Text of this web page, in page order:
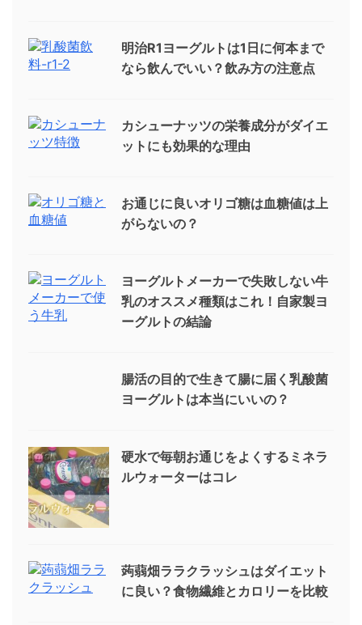
明治R1ヨーグルトは1日に何本まで
なら飲んでいい？飲み方の注意点
カシューナッツの栄養成分がダイエ
ットにも効果的な理由
お通じに良いオリゴ糖は血糖値は上
がらないの？
ヨーグルトメーカーで失敗しない牛
乳のオススメ種類はこれ！自家製ヨ
ーグルトの結論
腸活の目的で生きて腸に届く乳酸菌
ヨーグルトは本当にいいの？
硬水で毎朝お通じをよくするミネラ
ルウォーターはコレ
蒟蒻畑ララクラッシュはダイエット
に良い？食物繊維とカロリーを比較